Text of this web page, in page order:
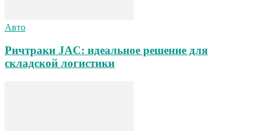
Авто
Ричтраки JAC: идеальное решение для
складской логистики